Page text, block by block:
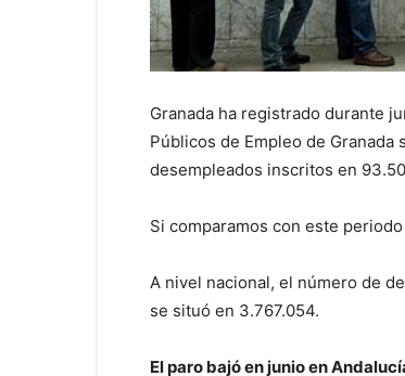
Granada ha registrado durante
Públicos de Empleo de
desempleados inscritos en
Si comparamos con este
A nivel nacional, el número de
se situó en 3.767.054.
El paro bajó en junio en